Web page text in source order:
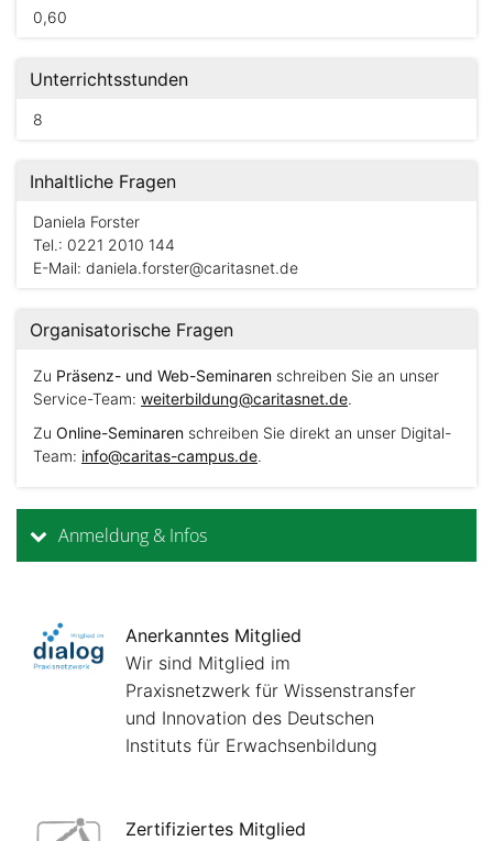
0,60
Unterrichtsstunden
8
Inhaltliche Fragen
Daniela Forster
Tel.: 0221 2010 144
E-Mail: daniela.forster@caritasnet.de
Organisatorische Fragen
Zu Präsenz- und Web-Seminaren schreiben Sie an unser
Service-Team: weiterbildung@caritasnet.de.
Zu Online-Seminaren schreiben Sie direkt an unser Digital-
Team: info@caritas-campus.de.
Anmeldung & Infos
Anerkanntes Mitglied
Wir sind Mitglied im
Praxisnetzwerk für Wissenstransfer
und Innovation des Deutschen
Instituts für Erwachsenbildung
Zertifiziertes Mitglied